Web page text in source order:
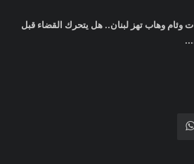
وئام وهاب تهز لبنان.. هل يتحرك القضاء قبل